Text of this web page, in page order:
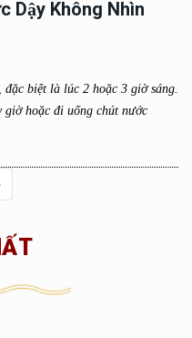
Dậy Không Nhìn
biệt là lúc 2 hoặc 3 giờ sáng.
giờ hoặc đi uống chút nước